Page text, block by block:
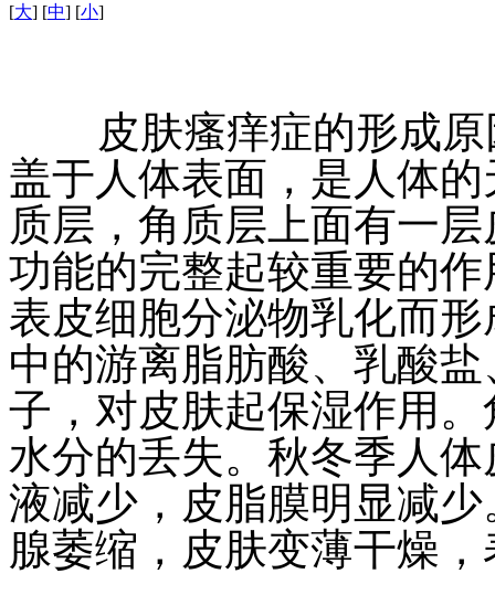
[大] [中] [小]
皮肤瘙痒症的形成原
盖于人体表面，是人体
质层，角质层上面有一
功能的完整起较重要的
表皮细胞分泌物乳化而
中的游离脂肪酸、乳酸
子，对皮肤起保湿作用
水分的丢失。秋冬季人
液减少，皮脂膜明显减
腺萎缩，皮肤变薄干燥